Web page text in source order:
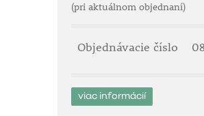
(pri aktuálnom objednaní)
Objednávacie číslo
viac informácií